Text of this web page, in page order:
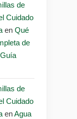
de
Cuidado
en Qué
de
de
Cuidado
enAgua